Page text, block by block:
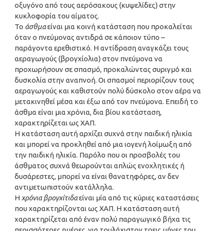
οξυγόνο από τους αερόσακους (κυψελίδες) στην
κυκλοφορία του αίματος.
Το άσθμαείναι μια κοινή κατάσταση που προκαλείται
όταν ο πνεύμονας αντιδρά σε κάποιον τύπο –
παράγοντα ερεθιστικό. Η αντίδραση αναγκάζει τους
αεραγωγούς (βρογχίολια) στον πνεύμονα να
προχωρήσουν σε σπασμό, προκαλώντας συριγμό και
δυσκολία στην αναπνοή. Οι σπασμοί περιορίζουν τους
αεραγωγούς και καθιστούν πολύ δύσκολο στον αέρα να
μετακινηθεί μέσα και έξω από τον πνεύμονα. Επειδή το
άσθμα είναι μια χρόνια, δια βίου κατάσταση,
χαρακτηρίζεται ως ΧΑΠ.
Η κατάσταση αυτή αρχίζει συχνά στην παιδική ηλικία
και μπορεί να προκληθεί από μια ιογενή λοίμωξη από
την παιδική ηλικία. Παρόλο που οι προσβολές του
άσθματος συχνά θεωρούνται απλώς ενοχλητικές ή
δυσάρεστες, μπορεί να είναι θανατηφόρες, αν δεν
αντιμετωπιστούν κατάλληλα.
Η χρόνια βρογχίτιδαείναι μία από τις κύριες καταστάσεις
που χαρακτηρίζονται ως ΧΑΠ. Η κατάσταση αυτή
χαρακτηρίζεται από έναν πολύ παραγωγικό βήχα τις